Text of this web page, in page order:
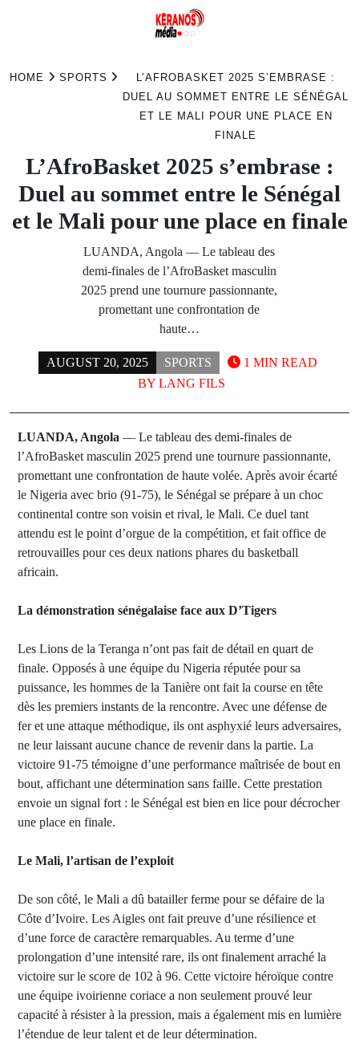
HOME SPORTS
L’AFROBASKET 2025 S’EMBRASE :
DUEL AU SOMMET ENTRE LE SÉNÉGAL
ET LE MALI POUR UNE PLACE EN
FINALE
L’AfroBasket 2025 s’embrase :
Duel au sommet entre le Sénégal
et le Mali pour une place en finale
LUANDA, Angola — Le tableau des
demi-finales de l’AfroBasket masculin
2025 prend une tournure passionnante,
promettant une confrontation de
haute…
AUGUST 20, 2025
SPORTS
BY LANG FILS
1 MIN READ
LUANDA, Angola — Le tableau des demi-finales de
l’AfroBasket masculin 2025 prend une tournure passionnante,
promettant une confrontation de haute volée. Après avoir écarté
le Nigeria avec brio (91-75), le Sénégal se prépare à un choc
continental contre son voisin et rival, le Mali. Ce duel tant
attendu est le point d’orgue de la compétition, et fait office de
retrouvailles pour ces deux nations phares du basketball
africain.
La démonstration sénégalaise face aux D’Tigers
Les Lions de la Teranga n’ont pas fait de détail en quart de
finale. Opposés à une équipe du Nigeria réputée pour sa
puissance, les hommes de la Tanière ont fait la course en tête
dès les premiers instants de la rencontre. Avec une défense de
fer et une attaque méthodique, ils ont asphyxié leurs adversaires,
ne leur laissant aucune chance de revenir dans la partie. La
victoire 91-75 témoigne d’une performance maîtrisée de bout en
bout, affichant une détermination sans faille. Cette prestation
envoie un signal fort : le Sénégal est bien en lice pour décrocher
une place en finale.
Le Mali, l’artisan de l’exploit
De son côté, le Mali a dû batailler ferme pour se défaire de la
Côte d’Ivoire. Les Aigles ont fait preuve d’une résilience et
d’une force de caractère remarquables. Au terme d’une
prolongation d’une intensité rare, ils ont finalement arraché la
victoire sur le score de 102 à 96. Cette victoire héroïque contre
une équipe ivoirienne coriace a non seulement prouvé leur
capacité à résister à la pression, mais a également mis en lumière
l’étendue de leur talent et de leur détermination.